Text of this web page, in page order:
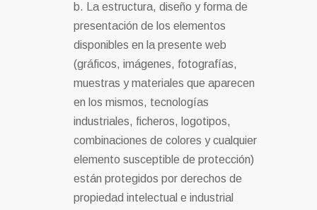
b. La estructura, diseño y forma de
presentación de los elementos
disponibles en la presente web
(gráficos, imágenes, fotografías,
muestras y materiales que aparecen
en los mismos, tecnologías
industriales, ficheros, logotipos,
combinaciones de colores y cualquier
elemento susceptible de protección)
están protegidos por derechos de
propiedad intelectual e industrial